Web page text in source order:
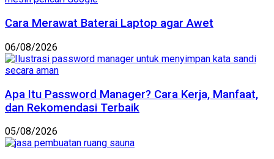
Cara Merawat Baterai Laptop agar Awet
06/08/2026
Apa Itu Password Manager? Cara Kerja, Manfaat,
dan Rekomendasi Terbaik
05/08/2026